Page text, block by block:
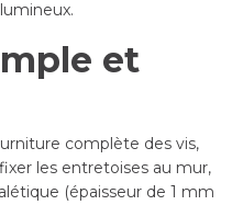
et
complète des vis,
les entretoises au mur,
(épaisseur de 1 mm